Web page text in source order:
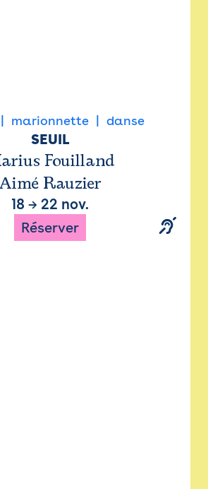
marionnette danse
SEUIL
Fouilland
Aimé Rauzier
18 → 22 nov.
Réserver